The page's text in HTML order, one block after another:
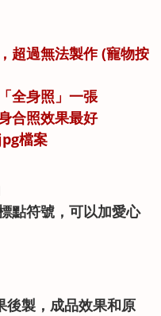
超過無法製作 (寵物按
全身照」一張
合照效果最好
檔案
點符號，可以加愛心
後製，成品效果和原